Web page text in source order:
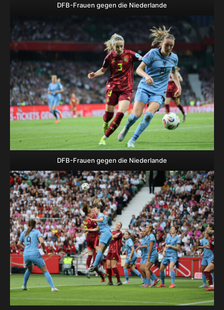
DFB-Frauen gegen die Niederlande
DFB-Frauen gegen die Niederlande